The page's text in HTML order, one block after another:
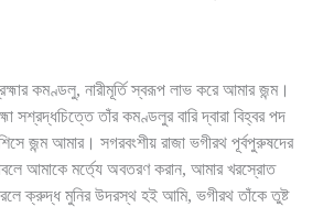
কমণ্ডলু, নারীমূর্তি স্বরূপ লাভ করে আমার জন্ম।
সশ্রদ্ধচিত্তে তাঁর কমণ্ডলুর বারি দ্বারা বিহ্বর পদ
জন্ম আমার। সগরবংশীয় রাজা ভগীরথ পূর্বপুরুষদের
আমাকে মর্ত্যে অবতরণ করান, আমার খরস্রোত
ক্রুদ্ধ মুনির উদরস্থ হই আমি, ভগীরথ তাঁকে তুষ্ট